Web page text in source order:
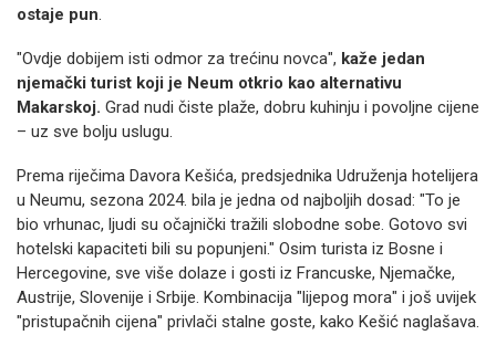
ostaje pun.
"Ovdje dobijem isti odmor za trećinu novca", kaže jedan
njemački turist koji je Neum otkrio kao alternativu
Makarskoj. Grad nudi čiste plaže, dobru kuhinju i povoljne cijene
– uz sve bolju uslugu.
Prema riječima Davora Kešića, predsjednika Udruženja hotelijera
u Neumu, sezona 2024. bila je jedna od najboljih dosad: "To je
bio vrhunac, ljudi su očajnički tražili slobodne sobe. Gotovo svi
hotelski kapaciteti bili su popunjeni." Osim turista iz Bosne i
Hercegovine, sve više dolaze i gosti iz Francuske, Njemačke,
Austrije, Slovenije i Srbije. Kombinacija "lijepog mora" i još uvijek
"pristupačnih cijena" privlači stalne goste, kako Kešić naglašava.